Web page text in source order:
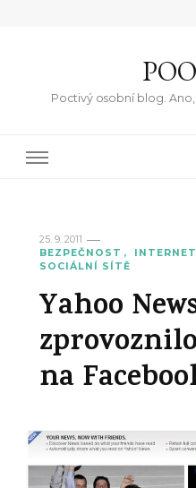
Poctivý osobní blog.
25. 9. 2011
BEZPEČNOST
INTERNET
SOCIÁLNÍ SÍTĚ
Yahoo
na